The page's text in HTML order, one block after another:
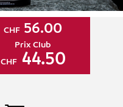
CHF 56.00
Prix Club
CHF44.50